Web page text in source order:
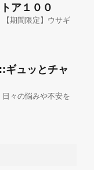
ア１００
【期間限定】ウサギ
ギュッとチャ
々の悩みや不安を